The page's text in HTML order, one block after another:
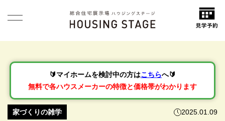
🔰マイホームを検討中の方はこちらへ🔰
無料で各ハウスメーカーの特徴と価格帯がわかります
家づくりの雑学 2025.01.09